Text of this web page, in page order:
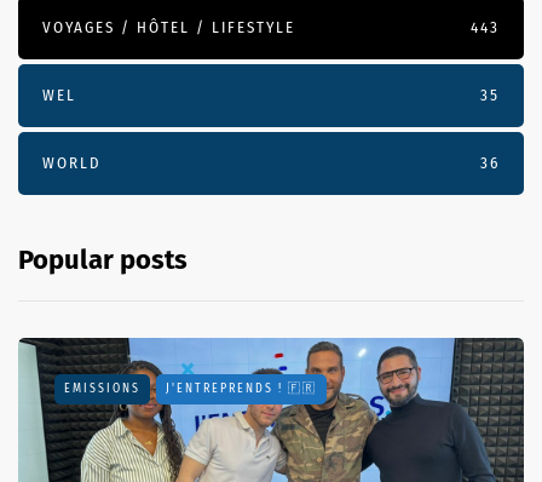
VOYAGES / HÔTEL / LIFESTYLE 443
WEL 35
WORLD 36
Popular posts
EMISSIONS J'ENTREPRENDS ! 🇫🇷